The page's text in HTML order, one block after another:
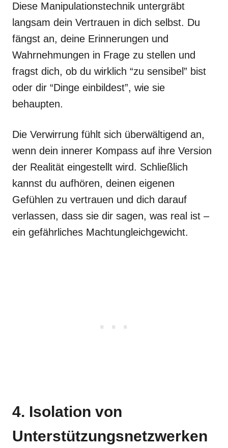
Diese Manipulationstechnik untergräbt
langsam dein Vertrauen in dich selbst. Du
fängst an, deine Erinnerungen und
Wahrnehmungen in Frage zu stellen und
fragst dich, ob du wirklich “zu sensibel” bist
oder dir “Dinge einbildest”, wie sie
behaupten.
Die Verwirrung fühlt sich überwältigend an,
wenn dein innerer Kompass auf ihre Version
der Realität eingestellt wird. Schließlich
kannst du aufhören, deinen eigenen
Gefühlen zu vertrauen und dich darauf
verlassen, dass sie dir sagen, was real ist –
ein gefährliches Machtungleichgewicht.
4. Isolation von
Unterstützungsnetzwerken